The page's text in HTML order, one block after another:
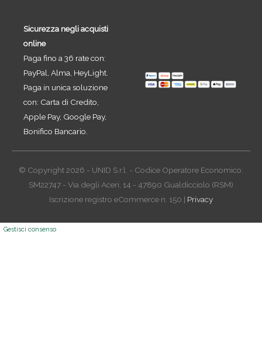
Sicurezza negli acquisti
online
Paga fino a 36 rate con:
PayPal, Alma, HeyLight.
Paga in unica soluzione
con: Carta di Credito,
Apple Pay, Google Pay,
Bonifico Bancario.
© Copyright 2026 - UNID S.r.l. - Codice Operatore Economico:
SM22747 - Via degli Aceri, 14 - 47890 Gualdicciolo (RSM)
Iscrizione registro eCommerce n. 150 | Privacy
Gestisci consenso